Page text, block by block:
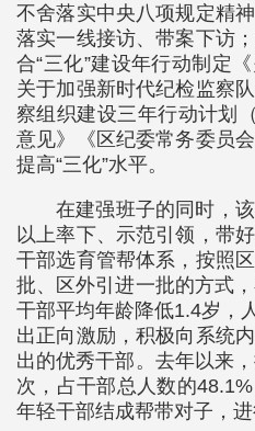
不舍落实中央八项规定精
落实一线接访、带案下访
合“三化”建设年行动制定
关于加强新时代纪检监察
察组织建设三年行动计划
意见》《区纪委常务委员
提高“三化”水平。
在建强班子的同时，
以上率下、示范引领，带
干部选育管帮体系，按照
批、区外引进一批的方式
干部平均年龄降低1.4岁，
出正向激励，积极向系统
出的优秀干部。去年以来
次，占干部总人数的
年轻干部结成帮带对子，进